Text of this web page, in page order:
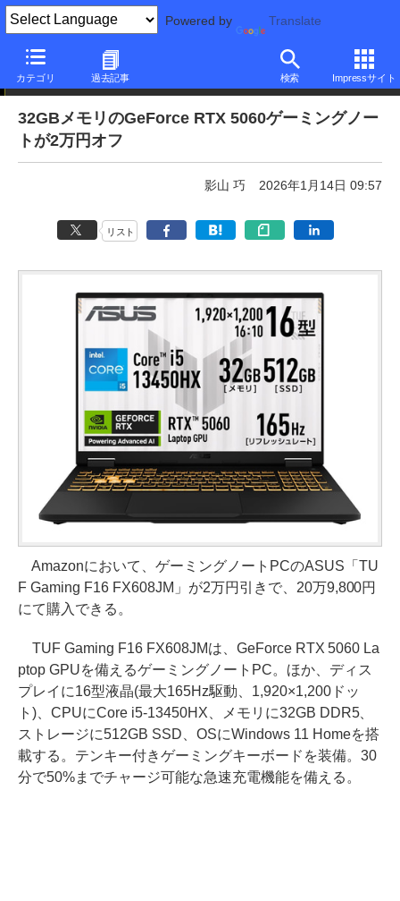
Powered by Translate
カテゴリ 過去記事 検索 Impressサイト
本日みつけたお買い得品
32GBメモリのGeForce RTX 5060ゲーミングノー
トが2万円オフ
影山 巧 2026年1月14日 09:57
リスト
Amazonにおいて、ゲーミングノートPCのASUS「TU
F Gaming F16 FX608JM」が2万円引きで、20万9,800円
にて購入できる。
TUF Gaming F16 FX608JMは、GeForce RTX 5060 La
ptop GPUを備えるゲーミングノートPC。ほか、ディス
プレイに16型液晶(最大165Hz駆動、1,920×1,200ドッ
ト)、CPUにCore i5-13450HX、メモリに32GB DDR5、
ストレージに512GB SSD、OSにWindows 11 Homeを搭
載する。テンキー付きゲーミングキーボードを装備。30
分で50%までチャージ可能な急速充電機能を備える。